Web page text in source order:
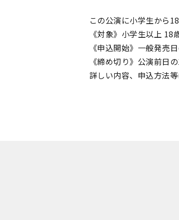
この公演に小学生から
《対象》小学生以上 18
《申込開始》一般発売
《締め切り》公演前日
詳しい内容、申込方法等